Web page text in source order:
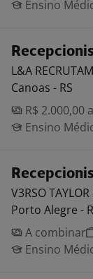
Ensino
L&A
Canoas - RS
R$ 2.000,00
Ensino
V3RSO TAYLOR
Porto Alegre -
A combinar
Ensino